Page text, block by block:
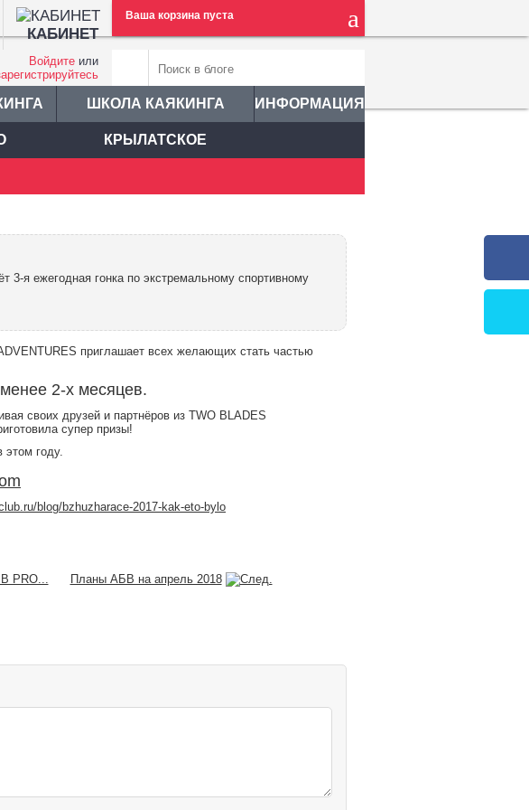
КАБИНЕТ
Ваша корзина пуста
Войдите или
ШКОЛА КАЯКИНГА
КРЫЛАТСКОЕ
ИНФОРМАЦИЯ
3-я ежегодная гонка по экстремальному спортивному
приглашает всех желающих стать частью
2-х месяцев.
своих друзей и партнёров из TWO BLADES
супер призы!
этом году.
blog/bzhuzharace-2017-kak-eto-bylo
PRO... Планы АБВ на апрель 2018